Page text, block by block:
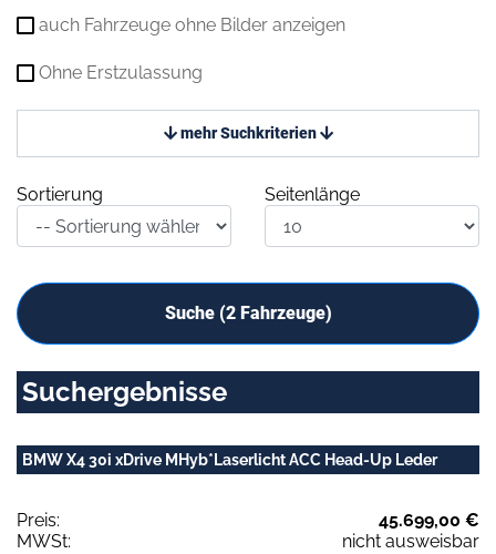
auch Fahrzeuge ohne Bilder anzeigen
Ohne Erstzulassung
mehr Suchkriterien
Sortierung Seitenlänge
Suche (2Fahrzeuge)
Suchergebnisse
BMW X4 30i xDrive MHyb*Laserlicht ACC Head-Up Leder
Preis:
45.699,00 €
MWSt:
nicht ausweisbar